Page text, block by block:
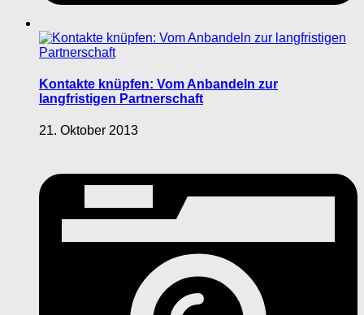
Kontakte knüpfen: Vom Anbandeln zur
langfristigen Partnerschaft
21. Oktober 2013